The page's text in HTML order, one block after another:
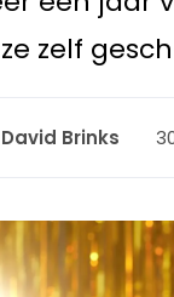
zelf
David Brinks